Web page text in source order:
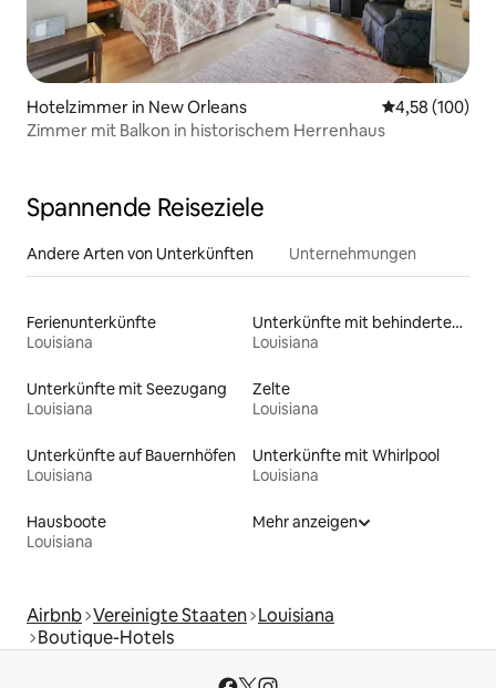
Hotelzimmer in New Orleans
4,58 (100)
Zimmer mit Balkon in historischem Herrenhaus
Spannende Reiseziele
Andere Arten von Unterkünften Unternehmungen
Ferienunterkünfte
Louisiana
Unterkünfte mit behindertengerechtem WC
Louisiana
Unterkünfte mit Seezugang
Louisiana
Zelte
Louisiana
Unterkünfte auf Bauernhöfen
Louisiana
Unterkünfte mit Whirlpool
Louisiana
Hausboote
Louisiana
Mehr anzeigen
Airbnb Vereinigte Staaten Louisiana
Boutique-Hotels